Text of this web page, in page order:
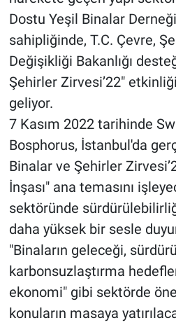
Dostu Yeşil Binalar
sahipliğinde, T.C. Çevre,
Değişikliği Bakanlığı
Şehirler Zirvesi’22"
geliyor.
7 Kasım 2022 tarihinde
Bosphorus, İstanbul'da
Binalar ve Şehirler
İnşası" ana temasını
sektöründe
daha yüksek bir sesle
"Binaların geleceği,
karbonsuzlaştırma
ekonomi" gibi sektörde
konuların masaya